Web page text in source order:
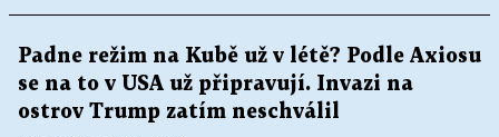
Padne režim na Kubě už v létě? Podle Axiosu
se na to v USA už připravují. Invazi na
ostrov Trump zatím neschválil